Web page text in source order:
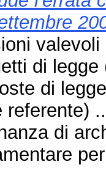
di
di
referente)
di